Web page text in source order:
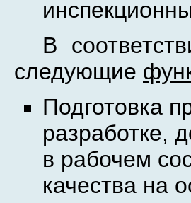
В
следующие
Подготовка
разработке,
в рабочем
качества на